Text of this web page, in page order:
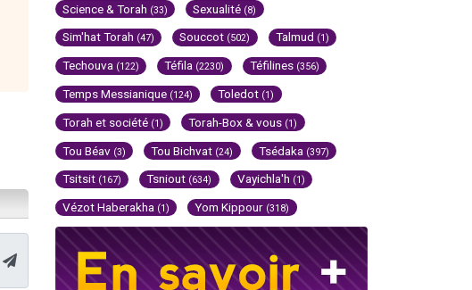
Science & Torah (33) Sexualité (8)
Sim'hat Torah (47) Souccot (502) Talmud (1)
Techouva (122) Téfila (2230) Téfilines (356)
Temps Messianique (124) Toledot (1)
Torah et société (1) Torah-Box & vous (1)
Tou Béav (3) Tou Bichvat (24) Tsédaka (397)
Tsitsit (167) Tsniout (634) Vayichla'h (1)
Vézot Haberakha (1) Yom Kippour (318)